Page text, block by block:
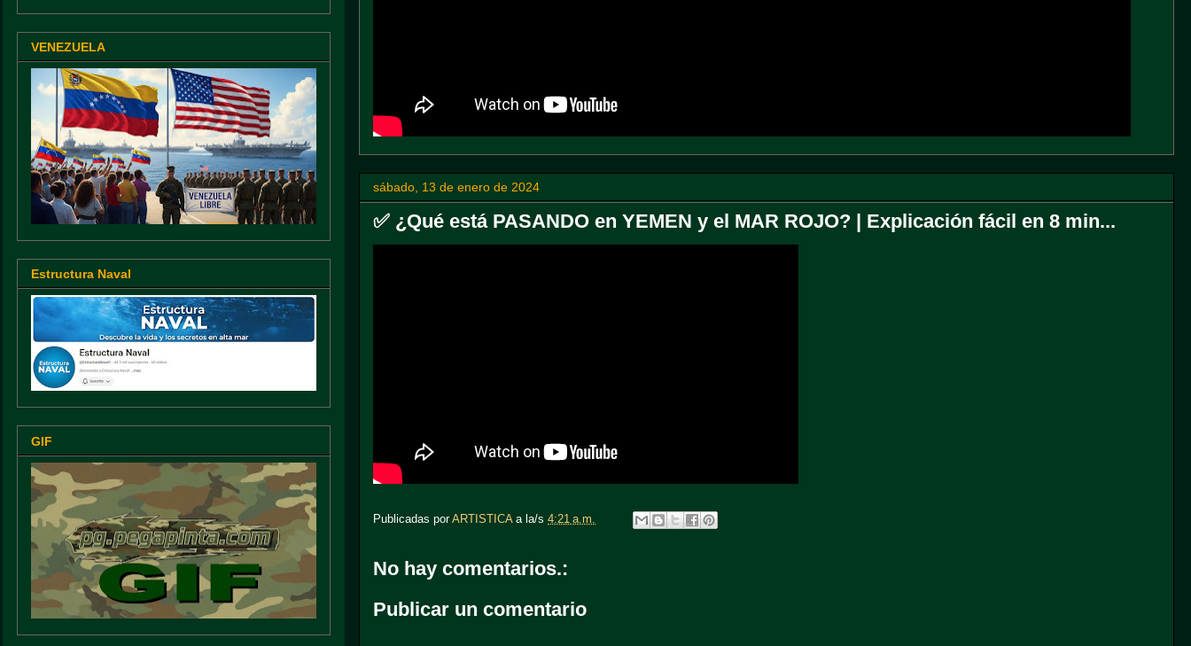
sábado, 13 de enero de 2024
✅ ¿Qué está PASANDO en YEMEN y el MAR ROJO? | Explicación fácil en 8 min...
Publicadas porARTISTICA a la/s 4:21 a.m.
No hay comentarios.:
Publicar un comentario
VENEZUELA
Estructura Naval
GIF